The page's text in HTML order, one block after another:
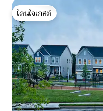
โดนใจเกสต์
โดนใจเกสต์